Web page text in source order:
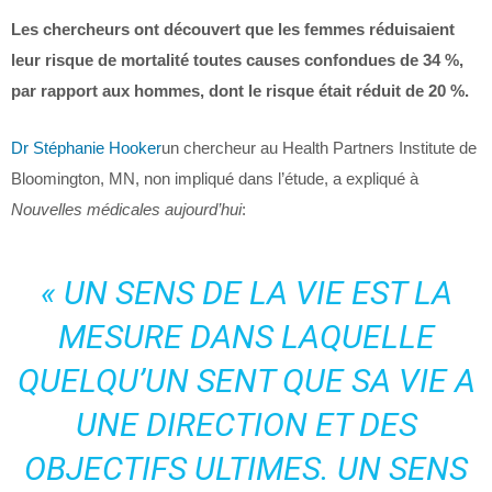
Les chercheurs ont découvert que les femmes réduisaient
leur risque de mortalité toutes causes confondues de 34 %,
par rapport aux hommes, dont le risque était réduit de 20 %.
Dr Stéphanie Hookerun chercheur au Health Partners Institute de
Bloomington, MN, non impliqué dans l’étude, a expliqué à
Nouvelles médicales aujourd’hui:
« UN SENS DE LA VIE EST LA
MESURE DANS LAQUELLE
QUELQU’UN SENT QUE SA VIE A
UNE DIRECTION ET DES
OBJECTIFS ULTIMES. UN SENS